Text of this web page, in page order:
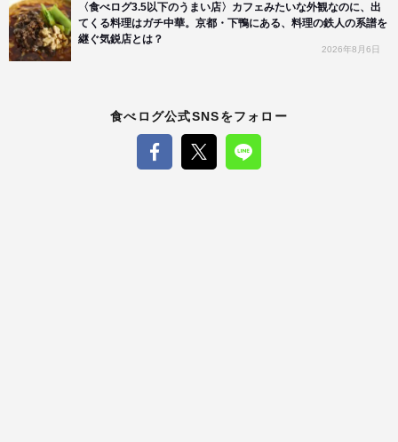
〈食べログ3.5以下のうまい店〉カフェみたいな外観なのに、出
てくる料理はガチ中華。京都・下鴨にある、料理の鉄人の系譜を
継ぐ気鋭店とは？
2026年8月6日
食べログ公式SNSをフォロー